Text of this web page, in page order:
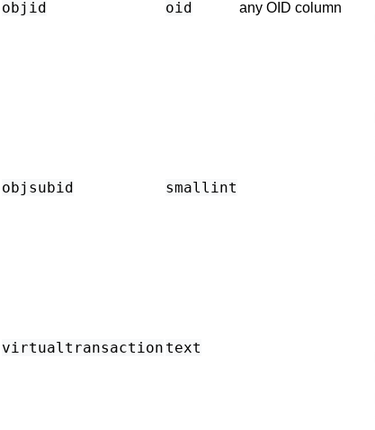
objid oid any OID column
objsubid smallint
virtualtransaction text